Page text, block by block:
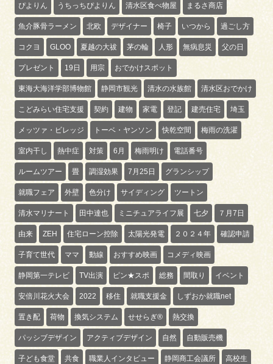
ぴよりん うちっちぴよりん 清水区食べ物屋 まるさ商店
魚介豚骨ラーメン 北欧 デザイナー 椅子 いつから 過ごし方
コクヨ GLOO 夏越の大祓 茅の輪 人形 無病息災 父の日
プレゼント 19日 用宗 おでかけスポット
東海大海洋学部博物館 静岡市観光 清水の水族館 清水区おでかけ
こどみらい住宅支援 契約 建物 家電 登記 建売住宅 埼玉
メッツァ・ビレッジ トーベ・ヤンソン 快乾空間 梅雨の洗濯
室内干し 熱中症 対策 6月 梅雨明け 電話番号
ルームツアー 畳 調湿効果 7月25日 グランシップ
就職フェア 外壁 色分け サイディング ツートン
清水マリナート 田中達也 ミニチュアライフ展 七夕 ７月7日
由来 ZEH 住宅ローン控除 太陽光発電 ２０２４年 確認申請
子育て世代 ママ 動線 おすすめ映画 コメディ映画
静岡第一テレビ TV出演 ピン★スポ 総務 間取り イベント
安倍川花火大会 2022 移住 就職支援金 しずおか就職net
置き配 荷物 換気システム せせらぎ® 熱交換
パッシブデザイン アクティブデザイン 自然 自動販売機
子ども食堂 共食 職業人インタビュー 静岡商工会議所 高校生